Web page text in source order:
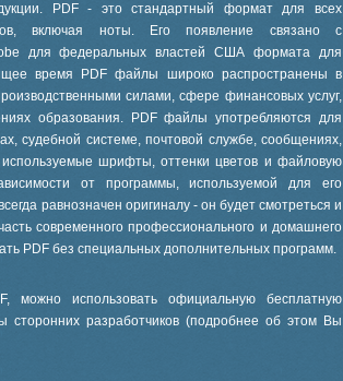
PDF - это стандартный формат для всех
включая ноты. Его появление связано с
для федеральных властей США формата для
время PDF файлы широко распространены в
силами, сфере финансовых услуг,
образования. PDF файлы употребляются для
судебной системе, почтовой службе, сообщениях,
шрифты, оттенки цветов и файловую
от программы, используемой для его
равнозначен оригиналу - он будет смотреться и
современного профессионального и домашнего
PDF без специальных дополнительных программ.
использовать официальную бесплатную
сторонних разработчиков (подробнее об этом Вы